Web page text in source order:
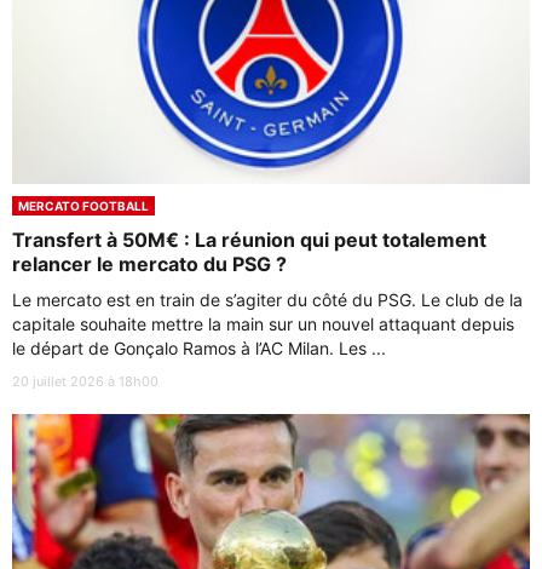
MERCATO FOOTBALL
Transfert à 50M€ : La réunion qui peut totalement
relancer le mercato du PSG ?
Le mercato est en train de s’agiter du côté du PSG. Le club de la
capitale souhaite mettre la main sur un nouvel attaquant depuis
le départ de Gonçalo Ramos à l’AC Milan. Les ...
20 juillet 2026 à 18h00